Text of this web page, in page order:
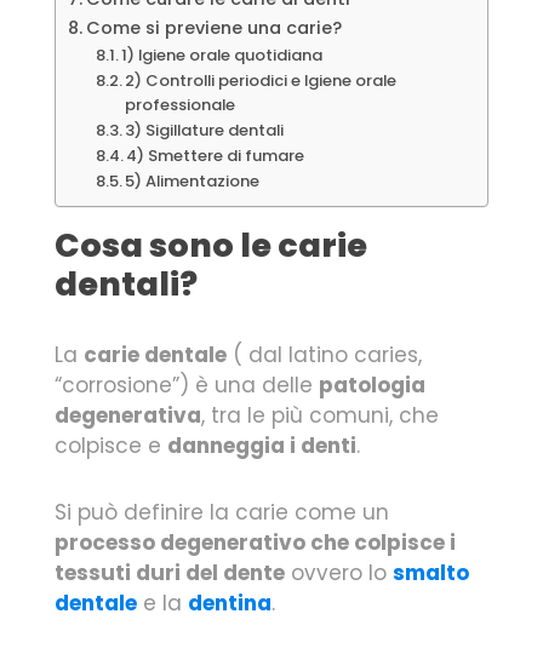
Come si previene una carie?
1) Igiene orale quotidiana
2) Controlli periodici e Igiene orale
professionale
3) Sigillature dentali
4) Smettere di fumare
5) Alimentazione
Cosa sono le carie
dentali?
La carie dentale ( dal latino caries,
“corrosione”) è una delle patologia
degenerativa, tra le più comuni, che
colpisce e danneggia i denti.
Si può definire la carie come un
processo degenerativo che colpisce i
tessuti duri del dente ovvero lo smalto
dentale e la dentina.